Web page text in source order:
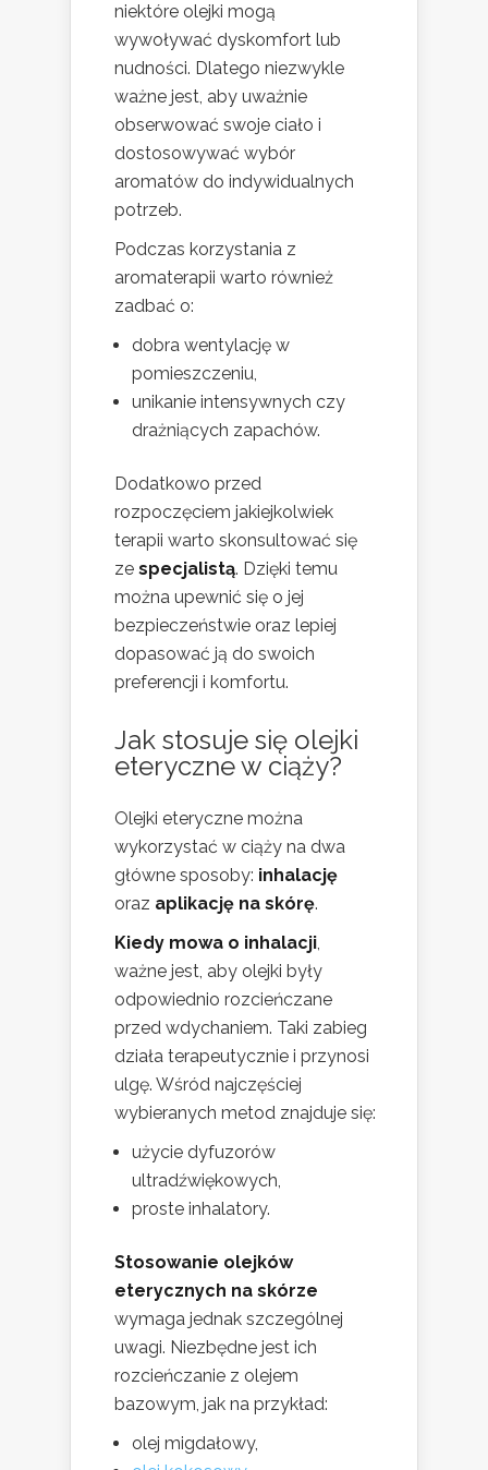
niektóre olejki mogą
wywoływać dyskomfort lub
nudności. Dlatego niezwykle
ważne jest, aby uważnie
obserwować swoje ciało i
dostosowywać wybór
aromatów do indywidualnych
potrzeb.
Podczas korzystania z
aromaterapii warto również
zadbać o:
dobra wentylację w
pomieszczeniu,
unikanie intensywnych czy
drażniących zapachów.
Dodatkowo przed
rozpoczęciem jakiejkolwiek
terapii warto skonsultować się
ze specjalistą. Dzięki temu
można upewnić się o jej
bezpieczeństwie oraz lepiej
dopasować ją do swoich
preferencji i komfortu.
Jak stosuje się olejki
eteryczne w ciąży?
Olejki eteryczne można
wykorzystać w ciąży na dwa
główne sposoby: inhalację
oraz aplikację na skórę.
Kiedy mowa o inhalacji,
ważne jest, aby olejki były
odpowiednio rozcieńczane
przed wdychaniem. Taki zabieg
działa terapeutycznie i przynosi
ulgę. Wśród najczęściej
wybieranych metod znajduje się:
użycie dyfuzorów
ultradźwiękowych,
proste inhalatory.
Stosowanie olejków
eterycznych na skórze
wymaga jednak szczególnej
uwagi. Niezbędne jest ich
rozcieńczanie z olejem
bazowym, jak na przykład:
olej migdałowy,